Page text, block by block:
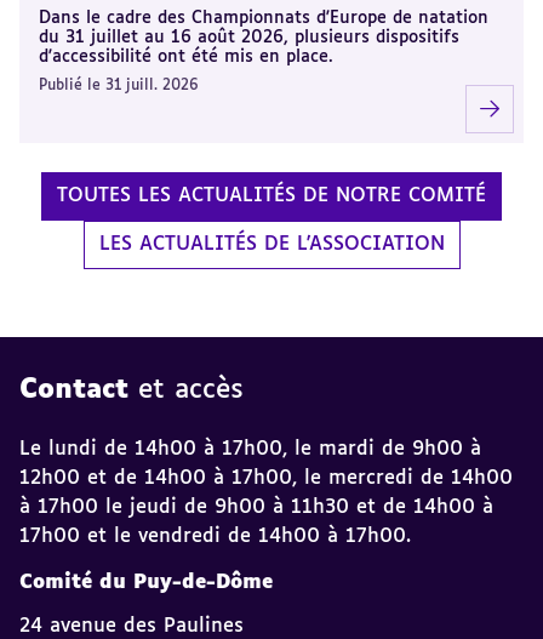
Dans le cadre des Championnats d'Europe de natation
du 31 juillet au 16 août 2026, plusieurs dispositifs
d'accessibilité ont été mis en place.
Publié le 31 juill. 2026
TOUTES LES ACTUALITÉS DE NOTRE COMITÉ
LES ACTUALITÉS DE L'ASSOCIATION
Contact et accès
Le lundi de 14h00 à 17h00, le mardi de 9h00 à
12h00 et de 14h00 à 17h00, le mercredi de 14h00
à 17h00 le jeudi de 9h00 à 11h30 et de 14h00 à
17h00 et le vendredi de 14h00 à 17h00.
Comité du Puy-de-Dôme
24 avenue des Paulines